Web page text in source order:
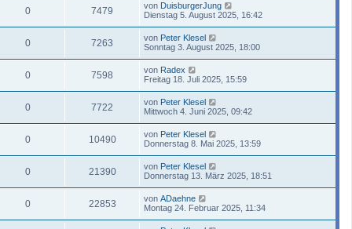
0 7479 von DuisburgerJung
Dienstag 5. August 2025, 16:42
0 7263 von Peter Klesel
Sonntag 3. August 2025, 18:00
0 7598 von Radex
Freitag 18. Juli 2025, 15:59
0 7722 von Peter Klesel
Mittwoch 4. Juni 2025, 09:42
0 10490 von Peter Klesel
Donnerstag 8. Mai 2025, 13:59
0 21390 von Peter Klesel
Donnerstag 13. März 2025, 18:51
0 22853 von ADaehne
Montag 24. Februar 2025, 11:34